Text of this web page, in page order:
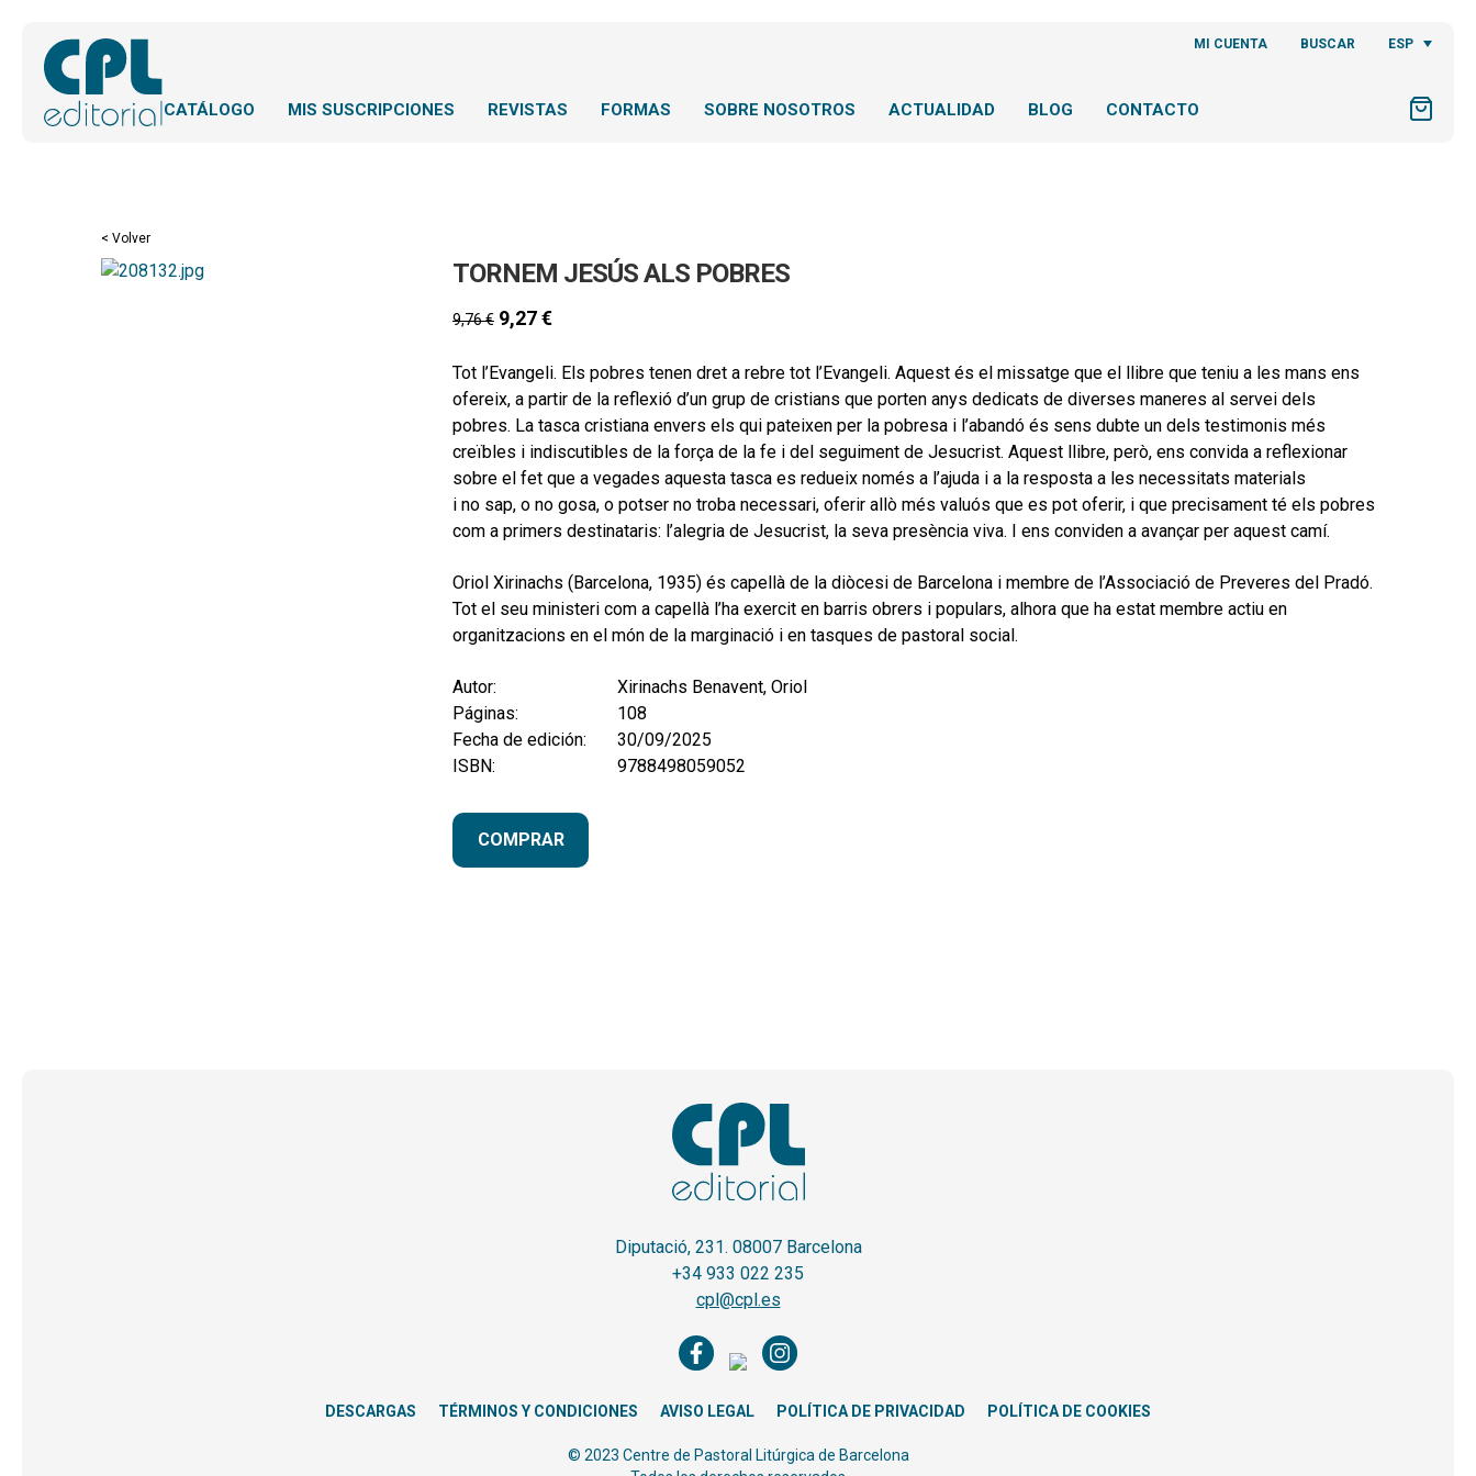
MI CUENTA BUSCAR ESP
CATÁLOGO MIS SUSCRIPCIONES REVISTAS FORMAS SOBRE NOSOTROS ACTUALIDAD BLOG CONTACTO
< Volver
TORNEM JESÚS ALS POBRES
9,76€ 9,27€
Tot l’Evangeli. Els pobres tenen dret a rebre tot l’Evangeli. Aquest és el missatge que el llibre que teniu a les mans ens
ofereix, a partir de la reflexió d’un grup de cristians que porten anys dedicats de diverses maneres al servei dels
pobres. La tasca cristiana envers els qui pateixen per la pobresa i l’abandó és sens dubte un dels testimonis més
creïbles i indiscutibles de la força de la fe i del seguiment de Jesucrist. Aquest llibre, però, ens convida a reflexionar
sobre el fet que a vegades aquesta tasca es redueix només a l’ajuda i a la resposta a les necessitats materials
i no sap, o no gosa, o potser no troba necessari, oferir allò més valuós que es pot oferir, i que precisament té els pobres
com a primers destinataris: l’alegria de Jesucrist, la seva presència viva. I ens conviden a avançar per aquest camí.
Oriol Xirinachs (Barcelona, 1935) és capellà de la diòcesi de Barcelona i membre de l’Associació de Preveres del Pradó.
Tot el seu ministeri com a capellà l’ha exercit en barris obrers i populars, alhora que ha estat membre actiu en
organitzacions en el món de la marginació i en tasques de pastoral social.
Autor:
Xirinachs Benavent, Oriol
Páginas:
108
Fecha de edición:
30/09/2025
ISBN:
9788498059052
COMPRAR
Diputació, 231. 08007 Barcelona
+34 933 022 235
cpl@cpl.es
DESCARGAS TÉRMINOS Y CONDICIONES AVISO LEGAL POLÍTICA DE PRIVACIDAD POLÍTICA DE COOKIES
© 2023 Centre de Pastoral Litúrgica de Barcelona